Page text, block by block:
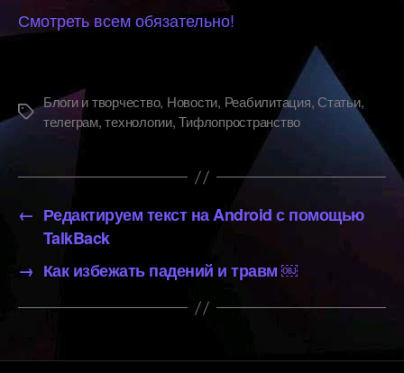
Смотреть всем обязательно!
Метки
Блоги и творчество, Новости, Реабилитация, Статьи,
телеграм,технологии,Тифлопространство
← Редактируем текст на Android с помощью
TalkBack
→ Как избежать падений и травм ￼